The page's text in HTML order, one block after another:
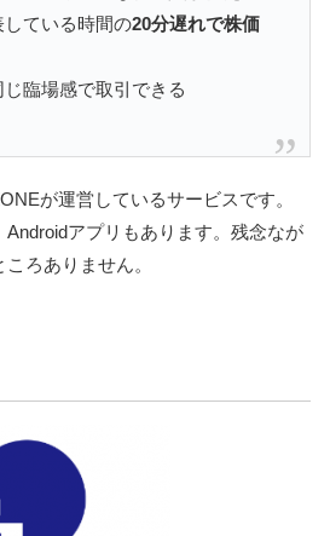
している時間の20分遅れで株価
じ臨場感で取引できる
が運営しているサービスです。
アプリもあります。残念なが
ろありません。